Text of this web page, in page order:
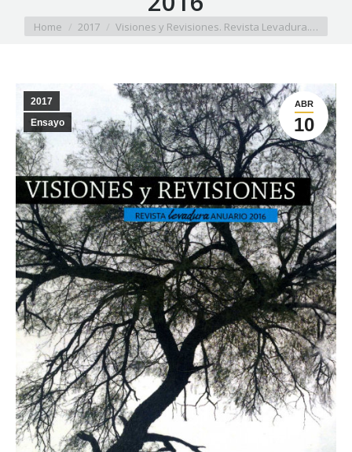
You are here:
Home 2017 Visiones y Revisiones. Revista Levadura.…
ABR
10
2017
Ensayo